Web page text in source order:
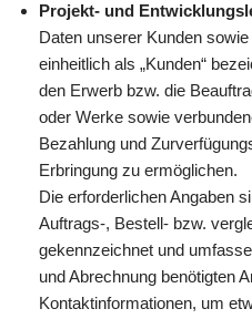
Projekt- und
Daten unserer Kunden
einheitlich als „Kunden“
den Erwerb bzw. die
oder Werke sowie
Bezahlung und
Erbringung zu ermöglichen.
Die erforderlichen Angaben
Auftrags-, Bestell- bzw.
gekennzeichnet und
und Abrechnung benötigten
Kontaktinformationen, um